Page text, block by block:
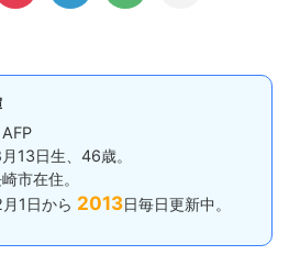
うで、すでに受付を済
13日生、46歳。
市在住。
1日から 2013日毎日更新中。